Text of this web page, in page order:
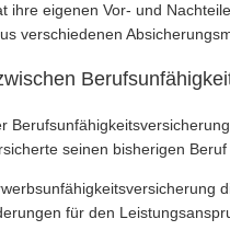
ihre eigenen Vor- und
verschiedenen
seinen bisherigen
für den